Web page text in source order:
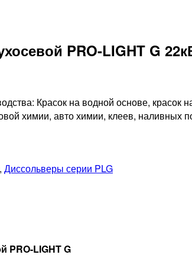
PRO-LIGHT G
Красок на водной основе,
химии, авто химии, клеев, наливных
, Диссольверы серии PLG
PRO-LIGHT G